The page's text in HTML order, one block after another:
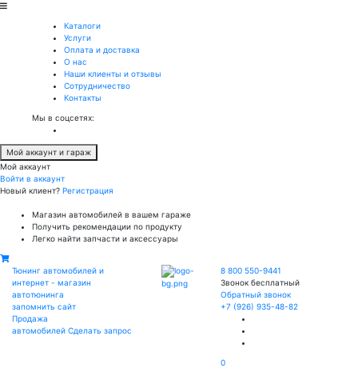
Каталоги
Услуги
Оплата и доставка
О нас
Наши клиенты и отзывы
Сотрудничество
Контакты
Мы в соцсетях:
Мой аккаунт и гараж
Мой аккаунт
Войти в аккаунт
Новый клиент? Регистрация
Магазин автомобилей в вашем гараже
Получить рекомендации по продукту
Легко найти запчасти и аксессуары
Тюнинг автомобилей и
интернет - магазин
автотюнинга
запомнить сайт
Продажа
автомобилей Сделать запрос
8 800 550-9441
Звонок бесплатный
Обратный звонок
+7 (926) 935-48-82
0